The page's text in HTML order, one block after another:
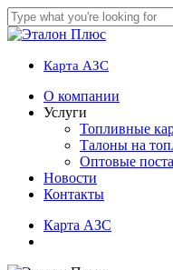
Skip
to
content
Close
Карта АЗС
account
Menu
О компании
Услуги
Топливные
Талоны на
Оптовые
Новости
Контакты
Карта АЗС